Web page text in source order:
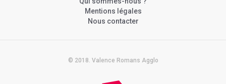
Mentions légales
Nous contacter
© 2018. Valence Romans Agglo